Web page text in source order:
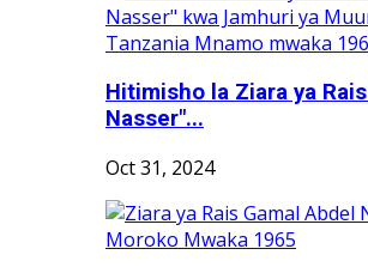
Hitimisho la Ziara ya Rais
Nasser"...
Oct 31, 2024